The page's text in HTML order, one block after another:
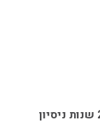
עו"ד אושרת רווח מביאה עמה למעלה מ-20 שנות ניסיון